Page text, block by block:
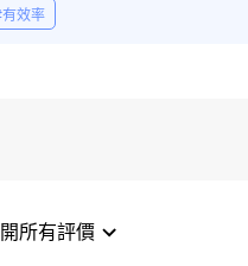
效率
所有評價